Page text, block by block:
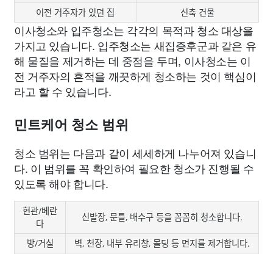
이전 거주자가 있던 집
신축 건물
이사청소와 입주청소는 각각의 목적과 청소 대상을
가지고 있습니다. 입주청소는 새집증후군과 같은 유
해 물질을 제거하는 데 중점을 두며, 이사청소는 이
전 거주자의 흔적을 깨끗하게 청소하는 것이 핵심이
라고 할 수 있습니다.
민트케어 청소 범위
청소 범위는 다음과 같이 세세하게 나누어져 있습니
다. 이 범위를 꼭 확인하여 필요한 청소가 진행될 수
있도록 해야 합니다.
현관/베란
다
신발장, 문틀, 배수구 등을 꼼꼼히 청소합니다.
방/거실 벽, 천장, 내부 유리창, 몰딩 등 먼지를 제거합니다.